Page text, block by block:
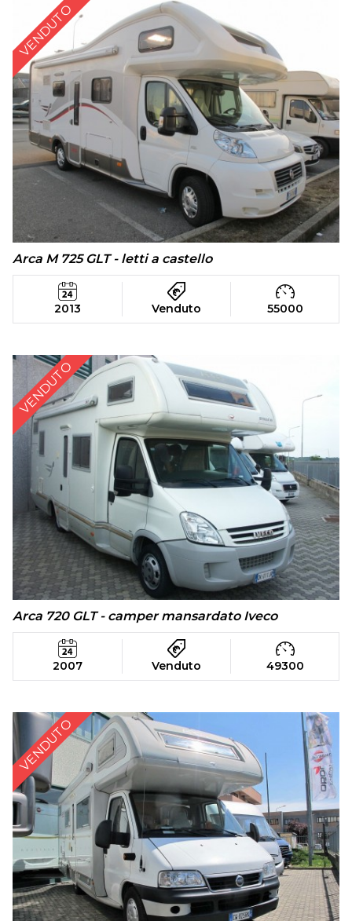
VENDUTO
Arca M 725 GLT - letti a castello
2013 Venduto 55000
VENDUTO
Arca 720 GLT - camper mansardato Iveco
2007 Venduto 49300
VENDUTO